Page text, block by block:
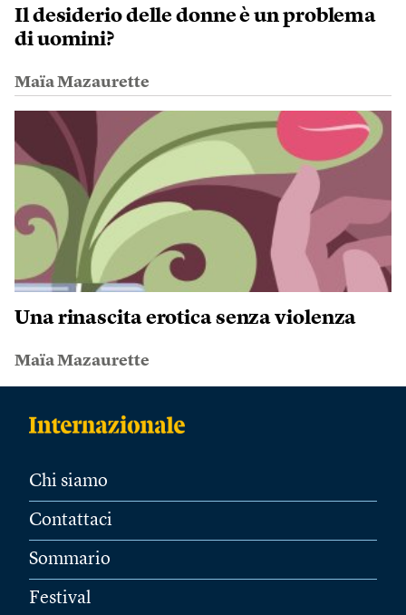
Il desiderio delle donne è un problema
di uomini?
Maïa Mazaurette
Una rinascita erotica senza violenza
Maïa Mazaurette
Chi siamo
Contattaci
Sommario
Festival